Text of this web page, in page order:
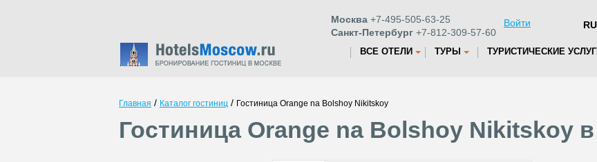
Москва +7-495-505-63-25
Санкт-Петербург +7-812-309-57-60
Войти
ВСЕ ОТЕЛИ ТУРЫ ТУРИСТИЧЕСКИЕ
Главная / Каталог гостиниц / Гостиница Orange na Bolshoy Nikitskoy
Гостиница Orange na Bolshoy Nikitskoy